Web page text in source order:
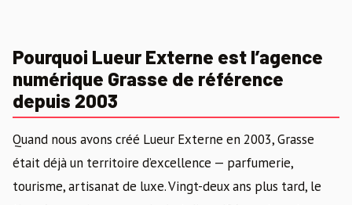
Pourquoi Lueur Externe est l’agence
numérique Grasse de référence
depuis 2003
Quand nous avons créé Lueur Externe en 2003, Grasse
était déjà un territoire d’excellence — parfumerie,
tourisme, artisanat de luxe. Vingt-deux ans plus tard, le